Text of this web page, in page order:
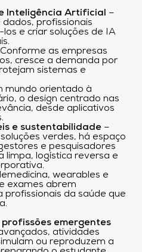
Inteligência Artificial
–
profissionais
e criar soluções de IA
as empresas
cresce a demanda por
sistemas e
mundo orientado à
o design centrado nas
desde aplicativos
e sustentabilidade –
verdes, há espaço
e pesquisadores
limpa, logística reversa e
wearables e
exames abrem
profissionais da saúde que
emergentes
atividades
ou reproduzem a